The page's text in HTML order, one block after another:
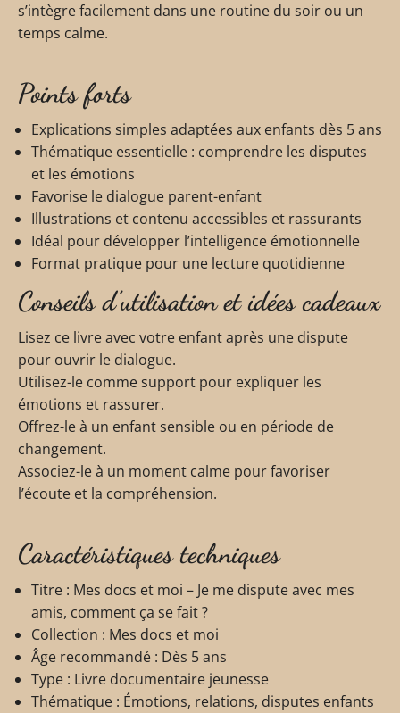
s’intègre facilement dans une routine du soir ou un
temps calme.
Points forts
Explications simples adaptées aux enfants dès 5 ans
Thématique essentielle : comprendre les disputes
et les émotions
Favorise le dialogue parent-enfant
Illustrations et contenu accessibles et rassurants
Idéal pour développer l’intelligence émotionnelle
Format pratique pour une lecture quotidienne
Conseils d’utilisation et idées cadeaux
Lisez ce livre avec votre enfant après une dispute
pour ouvrir le dialogue.
Utilisez-le comme support pour expliquer les
émotions et rassurer.
Offrez-le à un enfant sensible ou en période de
changement.
Associez-le à un moment calme pour favoriser
l’écoute et la compréhension.
Caractéristiques techniques
Titre : Mes docs et moi – Je me dispute avec mes
amis, comment ça se fait ?
Collection : Mes docs et moi
Âge recommandé : Dès 5 ans
Type : Livre documentaire jeunesse
Thématique : Émotions, relations, disputes enfants